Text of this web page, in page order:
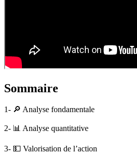
Sommaire
1- 🔎 Analyse fondamentale
2- 📊 Analyse quantitative
3- 💵 Valorisation de l’action